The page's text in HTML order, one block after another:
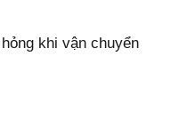
khi vận chuyển